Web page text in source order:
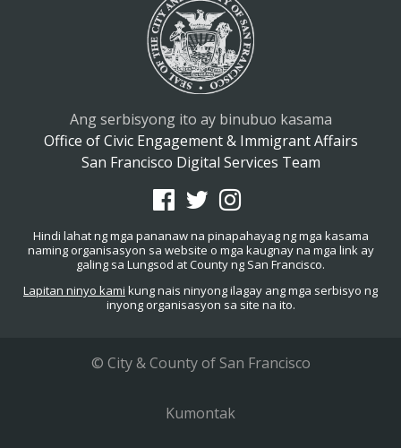
Ang serbisyong ito ay binubuo kasama
Office of Civic Engagement & Immigrant Affairs
San Francisco Digital Services Team
Hindi lahat ng mga pananaw na pinapahayag ng mga kasama
naming organisasyon sa website o mga kaugnay na mga link ay
galing sa Lungsod at County ng San Francisco.
Lapitan ninyo kami kung nais ninyong ilagay ang mga serbisyo ng
inyong organisasyon sa site na ito.
© City & County of San Francisco
Kumontak